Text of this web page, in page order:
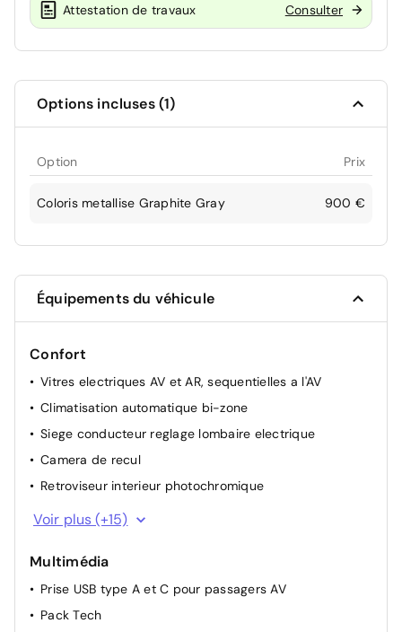
Attestation de travaux Consulter
Options incluses (1)
Option Prix
Coloris metallise Graphite Gray 900 €
Équipements du véhicule
Confort
Vitres electriques AV et AR, sequentielles a l'AV
Climatisation automatique bi-zone
Siege conducteur reglage lombaire electrique
Camera de recul
Retroviseur interieur photochromique
Reconnaissance des panneaux de signalisation
Vitres AV et AR electriques sequentielles
Sieges AV chauffants
Capteur de pluie
Voir plus (+15)
Multimédia
Prise USB type A et C pour passagers AV
Pack Tech